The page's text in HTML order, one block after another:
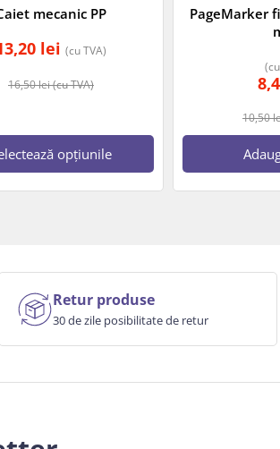
mecanic PP
16,50lei(cu TVA)
lei (cu TVA)
opțiunile
PageMarker
10,50
Retur produse
30 de zile posibilitate de retur